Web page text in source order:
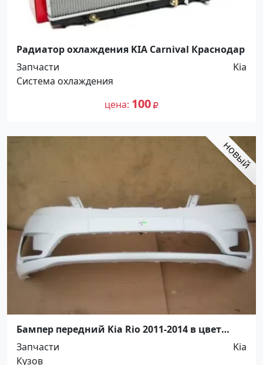
Радиатор охлаждения KIA Carnival Краснодар
Запчасти
Kia
Система охлаждения
цена 100
Бампер передний Kia Rio 2011-2014 в цвет
Краснодар
Запчасти
Kia
Кузов